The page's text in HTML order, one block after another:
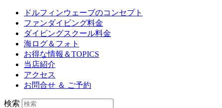
ドルフィンウェーブのコンセプト
ファンダイビング料金
ダイビングスクール料金
海ログ＆フォト
お得な情報＆TOPICS
当店紹介
アクセス
お問合せ ＆ ご予約
検索